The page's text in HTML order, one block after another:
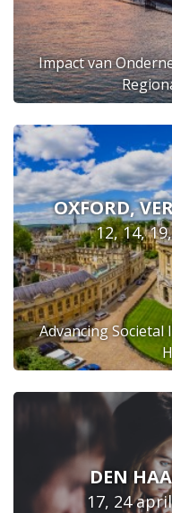
Impact van
OXFORD,
12, 14,
Advancing Societal
DEN
17, 24